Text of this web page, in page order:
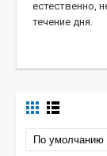
естественно,
течение дня.